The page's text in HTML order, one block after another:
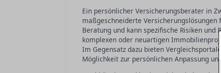
Ein persönlicher Versicherungsberater in
maßgeschneiderte
Beratung und kann spezifische Risiken
komplexen oder neuartigen
Im Gegensatz dazu bieten
Möglichkeit zur persönlichen Anpassung